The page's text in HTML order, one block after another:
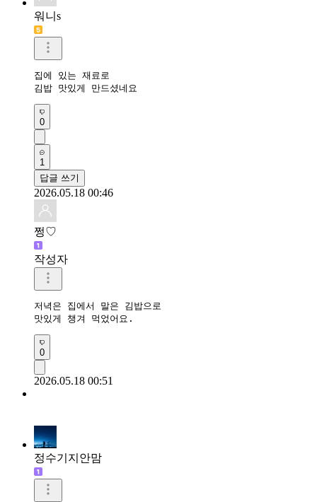
워니s
집에 있는 재료로
김밥 맛있게 만드셨네요
0
1
답글 쓰기
2026.05.18 00:46
쩡♡
작성자
저녁은 집에서 말은 김밥으로
맛있게 챙겨 먹었어요.
0
2026.05.18 00:51
정수기지안맘